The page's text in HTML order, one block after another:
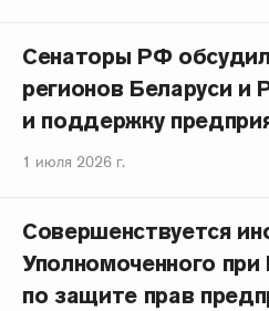
Сенаторы РФ
регионов Беларуси и
и поддержку
1 июля 2026 г.
Совершенствуется
Уполномоченного
по защите прав